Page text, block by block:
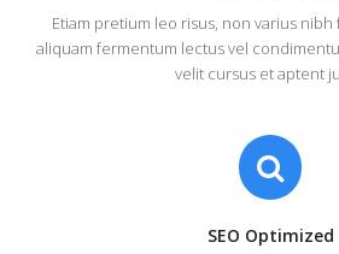
Etiam pretium leo risus, non varius nibh
aliquam fermentum lectus vel
velit cursus et aptent
SEO Optimized